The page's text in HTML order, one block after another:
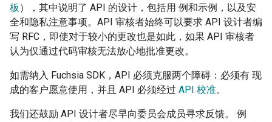
板 ），其中说明了 API 的设计，包括用 例和示例，以及安
全和隐私注意事项。API 审核者始终可以要求 API 设计者编
写 RFC，即使对于较小的更改也是如此，如果 API 审核者
认为仅通过代码审核无法放心地批准更改。
如需纳入 Fuchsia SDK，API 必须克服两个障碍：必须有 现
成的客户愿意使用，并且 API 必须经过 API 校准。
我们还鼓励 API 设计者尽早向委员会成员寻求反馈。 例